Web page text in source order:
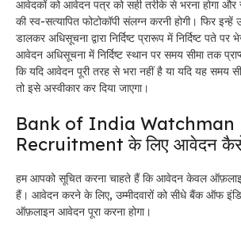
आवेदकों को आवेदन पत्र को सही तरीके से भरना होगा
की स्व-सत्यापित फोटोकॉपी संलग्न करनी होगी। फिर
डालकर अधिसूचना द्वारा निर्दिष्ट प्रारूप में निर्दिष्ट पते पर
आवेदन अधिसूचना में निर्दिष्ट स्थान पर समय सीमा तक
कि यदि आवेदन पूरी तरह से भरा नहीं है या यदि यह समय
तो इसे अस्वीकार कर दिया जाएगा।
Bank of India Watchman
Recruitment के लिए आवेदन
हम आपको सूचित करना चाहते हैं कि आवेदन केवल
हैं। आवेदन करने के लिए, उम्मीदवारों को सीधे बैंक ऑफ
ऑफ़लाइन आवेदन पूरा करना होगा।